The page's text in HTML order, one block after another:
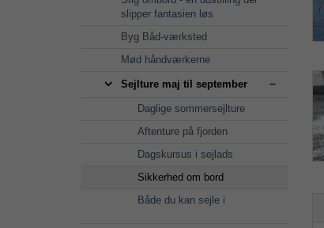
slipper fantasien løs
Byg Båd-værksted
Mød håndværkerne
Sejlture maj til september
Daglige sommersejlture
Aftenture på fjorden
Dagskursus i sejlads
Sikkerhed om bord
Både du kan sejle i